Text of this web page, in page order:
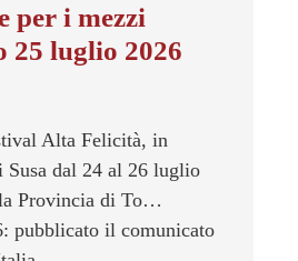
per i mezzi
25 luglio 2026
Alta Felicità, in
Susa dal 24 al 26 luglio
Provincia di To…